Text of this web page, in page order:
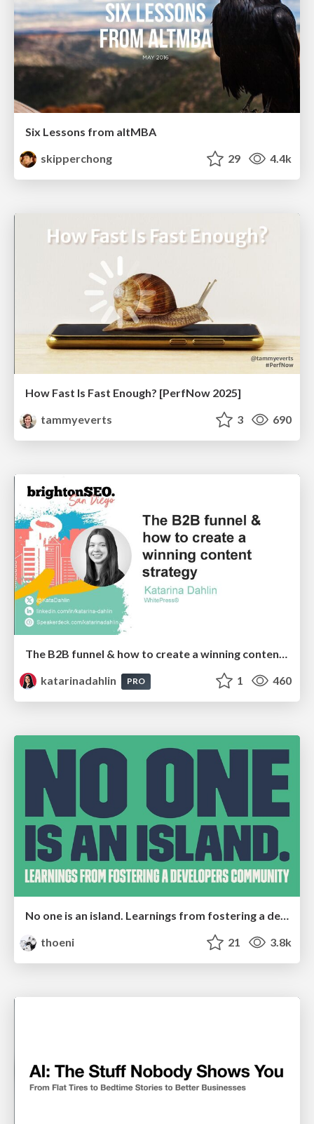
Six Lessons from altMBA
skipperchong
29 4.4k
How Fast Is Fast Enough? [PerfNow 2025]
tammyeverts
3 690
The B2B funnel & how to create a winning content strategy
katarinadahlin
PRO 1 460
No one is an island. Learnings from fostering a developers community.
thoeni
21 3.8k